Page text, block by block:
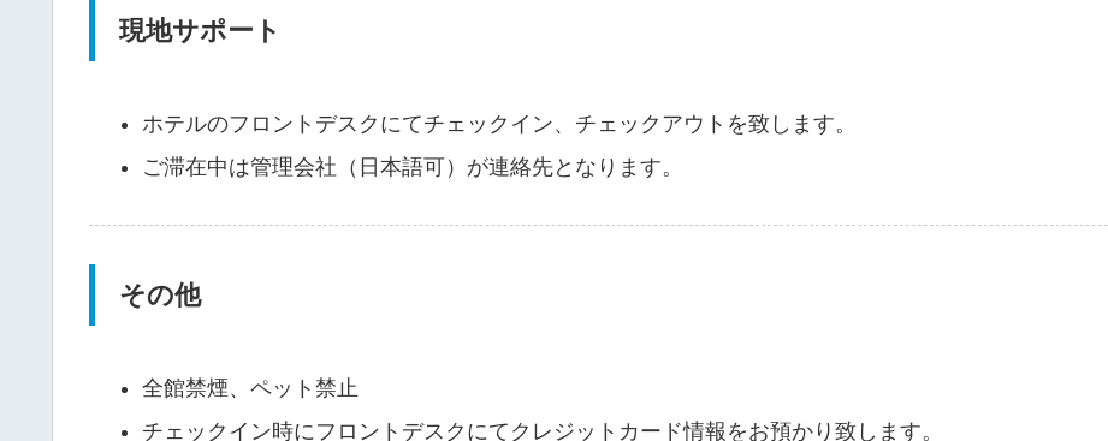
現地サポート
ホテルのフロントデスクにてチェックイン、チェックアウトを致します。
ご滞在中は管理会社（日本語可）が連絡先となります。
その他
全館禁煙、ペット禁止
チェックイン時にフロントデスクにてクレジットカード情報をお預かり致します。